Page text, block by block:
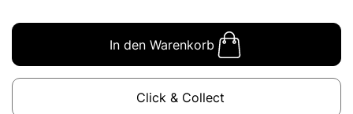
In den Warenkorb
Click & Collect